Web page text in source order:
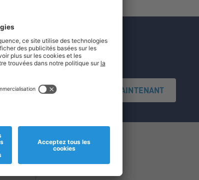
S'INSCRIRE MAINTENANT
Service
Points ALDI